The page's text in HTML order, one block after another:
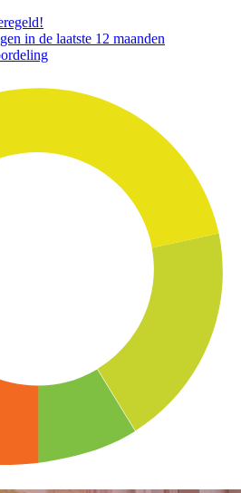
in de laatste 12 maanden